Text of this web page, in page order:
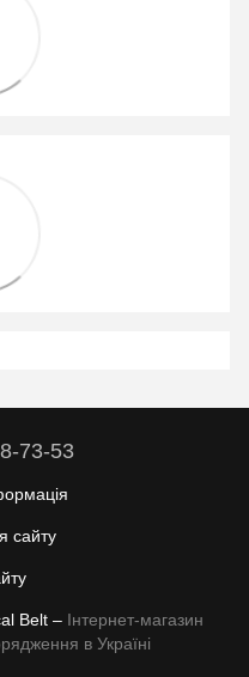
73-53
сайту
Belt – Інтернет-магазин
в Україні